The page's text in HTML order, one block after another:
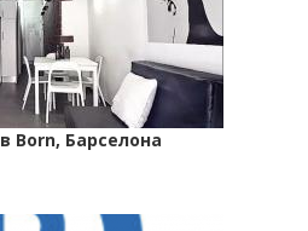
Born, Барселона